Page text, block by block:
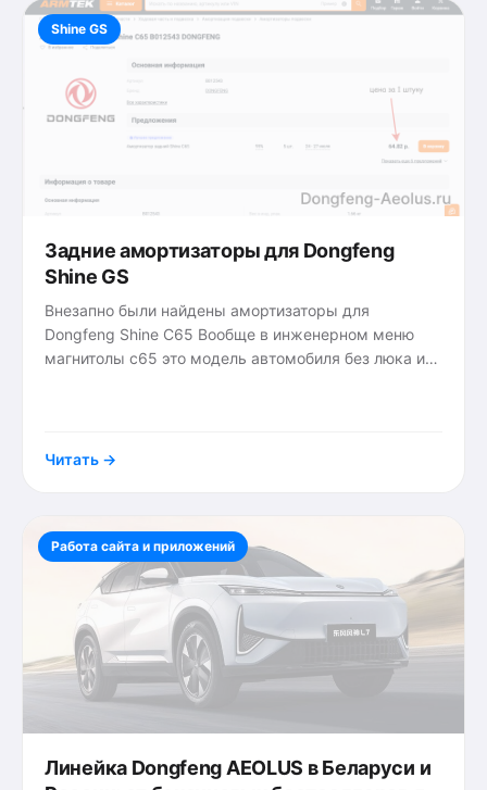
Shine GS
Задние амортизаторы для Dongfeng
Shine GS
Внезапно были найдены амортизаторы для
Dongfeng Shine C65 Вообще в инженерном меню
магнитолы с65 это модель автомобиля без люка и
Читать →
Работа сайта и приложений
Линейка Dongfeng AEOLUS в Беларуси и